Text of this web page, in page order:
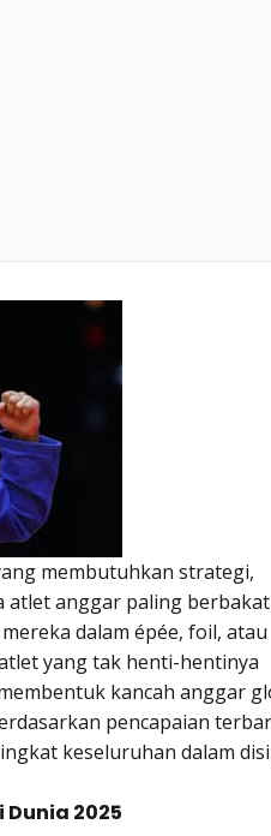
membutuhkan strategi,
atlet anggar paling
dalam épée, foil, atau
yang tak henti-hentinya
kancah anggar
pencapaian
keseluruhan dalam
2025